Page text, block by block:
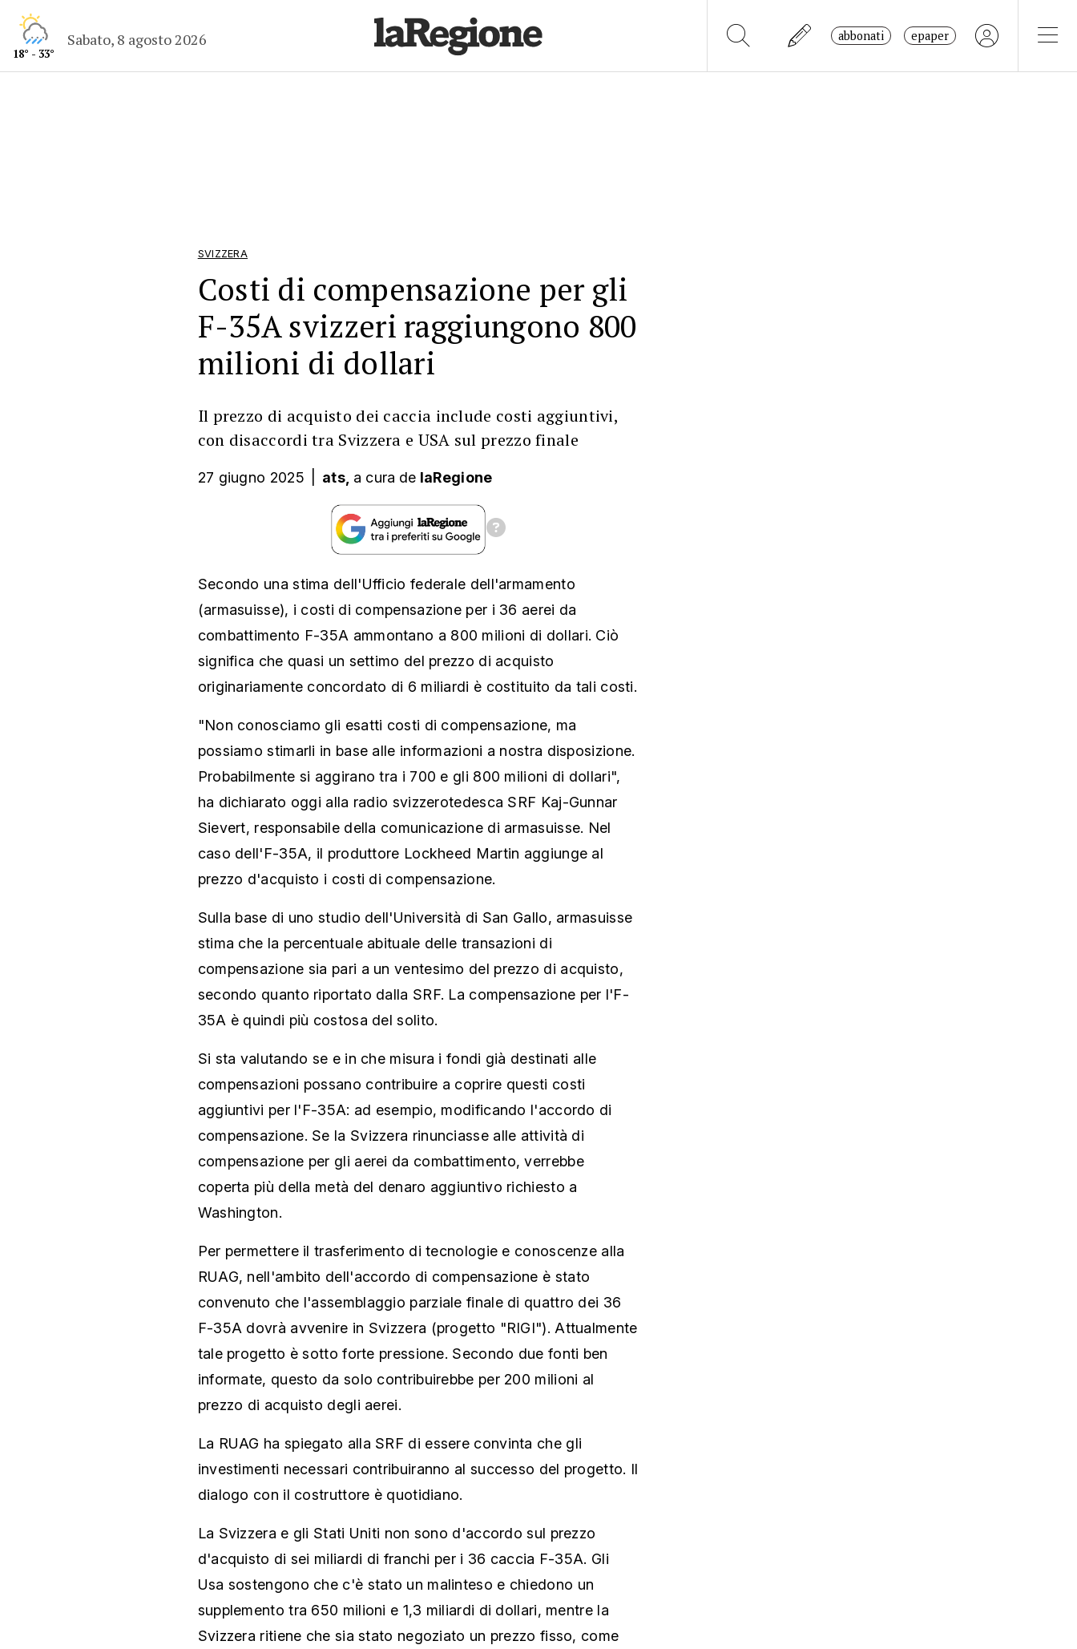
18° - 33°
Sabato, 8 agosto 2026 abbonati epaper
SVIZZERA
Costi di compensazione per gli
F-35A svizzeri raggiungono 800
milioni di dollari
Il prezzo di acquisto dei caccia include costi aggiuntivi,
con disaccordi tra Svizzera e USA sul prezzo finale
27 giugno 2025 ats, a cura de laRegione
Secondo una stima dell'Ufficio federale dell'armamento
(armasuisse), i costi di compensazione per i 36 aerei da
combattimento F-35A ammontano a 800 milioni di dollari. Ciò
significa che quasi un settimo del prezzo di acquisto
originariamente concordato di 6 miliardi è costituito da tali costi.
"Non conosciamo gli esatti costi di compensazione, ma
possiamo stimarli in base alle informazioni a nostra disposizione.
Probabilmente si aggirano tra i 700 e gli 800 milioni di dollari",
ha dichiarato oggi alla radio svizzerotedesca SRF Kaj-Gunnar
Sievert, responsabile della comunicazione di armasuisse. Nel
caso dell'F-35A, il produttore Lockheed Martin aggiunge al
prezzo d'acquisto i costi di compensazione.
Sulla base di uno studio dell'Università di San Gallo, armasuisse
stima che la percentuale abituale delle transazioni di
compensazione sia pari a un ventesimo del prezzo di acquisto,
secondo quanto riportato dalla SRF. La compensazione per l'F-
35A è quindi più costosa del solito.
Si sta valutando se e in che misura i fondi già destinati alle
compensazioni possano contribuire a coprire questi costi
aggiuntivi per l'F-35A: ad esempio, modificando l'accordo di
compensazione. Se la Svizzera rinunciasse alle attività di
compensazione per gli aerei da combattimento, verrebbe
coperta più della metà del denaro aggiuntivo richiesto a
Washington.
Per permettere il trasferimento di tecnologie e conoscenze alla
RUAG, nell'ambito dell'accordo di compensazione è stato
convenuto che l'assemblaggio parziale finale di quattro dei 36
F-35A dovrà avvenire in Svizzera (progetto "RIGI"). Attualmente
tale progetto è sotto forte pressione. Secondo due fonti ben
informate, questo da solo contribuirebbe per 200 milioni al
prezzo di acquisto degli aerei.
La RUAG ha spiegato alla SRF di essere convinta che gli
investimenti necessari contribuiranno al successo del progetto. Il
dialogo con il costruttore è quotidiano.
La Svizzera e gli Stati Uniti non sono d'accordo sul prezzo
d'acquisto di sei miliardi di franchi per i 36 caccia F-35A. Gli
Usa sostengono che c'è stato un malinteso e chiedono un
supplemento tra 650 milioni e 1,3 miliardi di dollari, mentre la
Svizzera ritiene che sia stato negoziato un prezzo fisso, come